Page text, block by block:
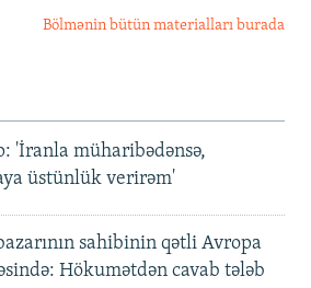
Bölmənin bütün materialları burada
'İranla müharibədənsə,
üstünlük verirəm'
sahibinin qətli Avropa
Hökumətdən cavab tələb